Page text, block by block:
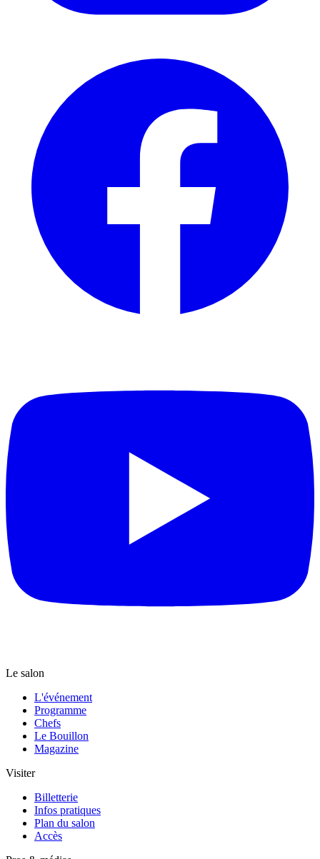
Le salon
L'événement
Programme
Chefs
Le Bouillon
Magazine
Visiter
Billetterie
Infos pratiques
Plan du salon
Accès